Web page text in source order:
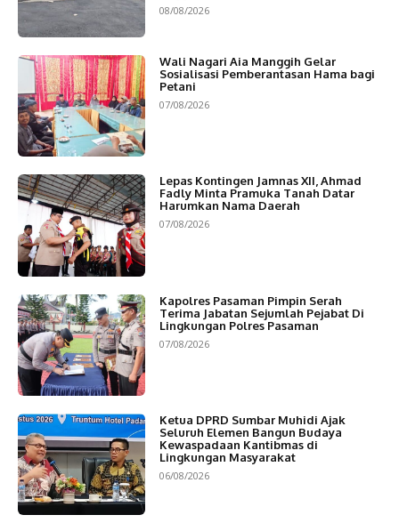
08/08/2026
Wali Nagari Aia Manggih Gelar
Sosialisasi Pemberantasan Hama bagi
Petani
07/08/2026
Lepas Kontingen Jamnas XII, Ahmad
Fadly Minta Pramuka Tanah Datar
Harumkan Nama Daerah
07/08/2026
Kapolres Pasaman Pimpin Serah
Terima Jabatan Sejumlah Pejabat Di
Lingkungan Polres Pasaman
07/08/2026
Ketua DPRD Sumbar Muhidi Ajak
Seluruh Elemen Bangun Budaya
Kewaspadaan Kantibmas di
Lingkungan Masyarakat
06/08/2026